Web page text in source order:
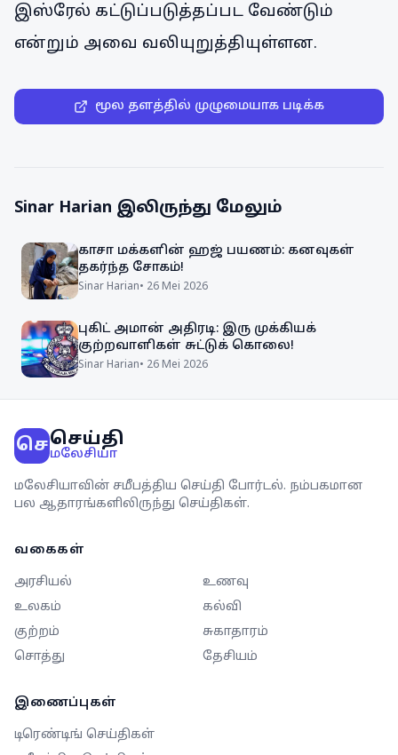
இஸ்ரேல் கட்டுப்படுத்தப்பட வேண்டும்
என்றும் அவை வலியுறுத்தியுள்ளன.
மூல தளத்தில் முழுமையாக படிக்க
Sinar Harian இலிருந்து மேலும்
காசா மக்களின் ஹஜ் பயணம்: கனவுகள்
தகர்ந்த சோகம்!
Sinar Harian• 26 Mei 2026
புகிட் அமான் அதிரடி: இரு முக்கியக்
குற்றவாளிகள் சுட்டுக் கொலை!
Sinar Harian• 26 Mei 2026
செசெய்தி
மலேசியா
மலேசியாவின் சமீபத்திய செய்தி போர்டல். நம்பகமான
பல ஆதாரங்களிலிருந்து செய்திகள்.
வகைகள்
அரசியல்
உணவு
உலகம்
கல்வி
குற்றம்
சுகாதாரம்
சொத்து
தேசியம்
இணைப்புகள்
டிரெண்டிங் செய்திகள்